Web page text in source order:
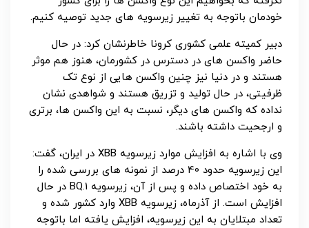
خودمان باتوجه به تغییر زیرسویه های جدید توصیه کنیم.
دبیر کمیته علمی کشوری کرونا خاطرنشان کرد: در حال
حاضر واکسن های در دسترس در کشورمان، هنوز هم موثر
هستند و در دنیا نیز چنین واکسن هایی از نوع تک
ظرفیتی، در حال تولید و تزریق هستند و شواهدی نشان
نداده که واکسن های دیگر، نسبت به این واکسن ها، برتری
و ارجحیت داشته باشند.
وی با اشاره به افزایش موارد زیرسویه XBB در ایران، گفت:
این زیرسویه حدود 40 درصد از نمونه های بررسی شده را
به خود اختصاص داده و پس از آن، زیرسویه BQ.1 در حال
افزایش است. از آذرماه، زیرسویه XBB وارد کشور شده و
تعداد مبتلایان به این زیرسویه، افزایش یافته اما باتوجه